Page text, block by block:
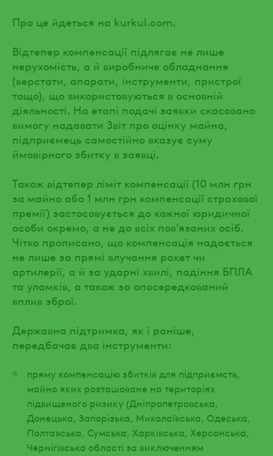
Про це йдеться на kurkul.com.
Відтепер компенсації підлягає не лише
нерухомість, а й виробниче обладнання
(верстати, апарати, інструменти, пристрої
тощо), що використовуються в основній
діяльності. На етапі подачі заявки скасовано
вимогу надавати Звіт про оцінку майна,
підприємець самостійно вказує суму
ймовірного збитку в заявці.
Також відтепер ліміт компенсації (10 млн грн
за майно або 1 млн грн компенсації страхової
премії) застосовується до кожної юридичної
особи окремо, а не до всіх повʼязаних осіб.
Чітко прописано, що компенсація надається
не лише за прямі влучання ракет чи
артилерії, а й за ударні хвилі, падіння БПЛА
та уламків, а також за опосередкований
вплив зброї.
Державна підтримка, як і раніше,
передбачає два інструменти:
пряму компенсацію збитків для підприємств,
майно яких розташоване на територіях
підвищеного ризику (Дніпропетровська,
Донецька, Запорізька, Миколаївська, Одеська,
Полтавська, Сумська, Харківська, Херсонська,
Чернігівська області за виключенням